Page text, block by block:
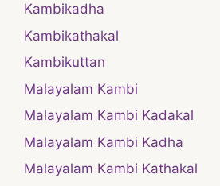
Kambikadha
Kambikathakal
Kambikuttan
Malayalam Kambi
Malayalam Kambi Kadakal
Malayalam Kambi Kadha
Malayalam Kambi Kathakal